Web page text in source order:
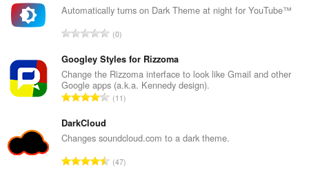
x
i
m
a
l
d
'
a
u
b
e
a
x
i
m
l
'
Automatically turns on Dark Theme at night for YouTube™
N
m
b
r
e
x
i
m
0
Googley Styles for Rizzoma
Change the Rizzoma interface to look like Gmail and other
Google apps (a.k.a. Kennedy design).
N
b
e
11
DarkCloud
Changes soundcloud.com to a dark theme.
N47